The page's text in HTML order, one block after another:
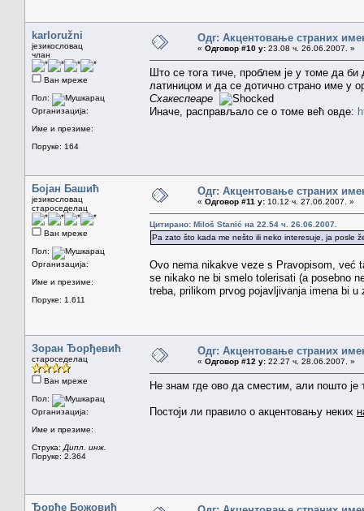
karloružni
језикословац
члан
Ван мреже
Пол:
Организација:
Име и презиме:
Поруке: 164
Одг: Акцентовање страних
« Одговор #10 у: 23.08 ч. 26.06.2007. »
Што се тога тиче, проблем је у томе да би
латиницом и да се дотично страно име у
Схакеспеаре
Иначе, расправљало се о томе већ овде:
Бојан Башић
језикословац
староседелац
Ван мреже
Пол:
Организација:
Име и презиме:
Поруке: 1.611
Одг: Акцентовање страних
« Одговор #11 у: 10.12 ч. 27.06.2007. »
Цитирано: Miloš Stanić на 22.54 ч. 26.06.2007.
Pa zato što kada me nešto ili neko interesuje, ja posle
Ovo nema nikakve veze s Pravopisom, već
se nikako ne bi smelo tolerisati (a posebno
treba, prilikom prvog pojavljivanja imena bi
Зоран Ђорђевић
староседелац
Ван мреже
Пол:
Организација:
Име и презиме:
Струка: Дипл. инж.
Поруке: 2.364
Одг: Акцентовање страних
« Одговор #12 у: 22.27 ч. 28.06.2007. »
Не знам где ово да сместим, али пошто је
Постоји ли правило о акцентовању неких
Ђорђе Божовић